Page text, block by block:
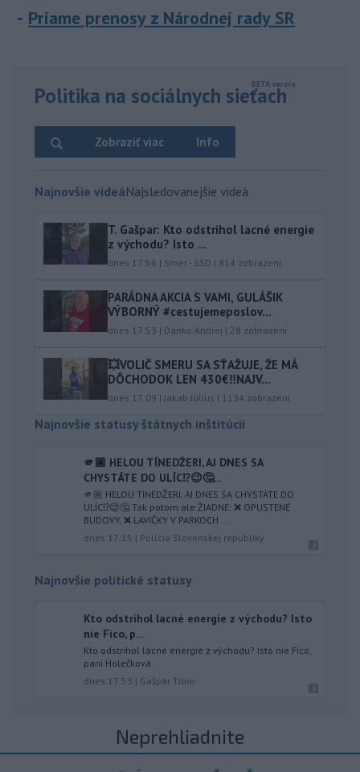
Priame prenosy z Národnej rady SR
Politika na sociálnych sieťach
Info
Zobraziť viac
Najnovšie videáNajsledovanejšie videá
T. Gašpar: Kto odstrihol lacné energie
z východu? Isto ...
dnes 17:56 | Smer - SSD | 814 zobrazení
PARÁDNA AKCIA S VAMI, GULÁŠIK
VÝBORNÝ #cestujemeposlov...
dnes 17:53 | Danko Andrej | 28 zobrazení
💥VOLIČ SMERU SA SŤAŽUJE, ŽE MÁ
DÔCHODOK LEN 430€‼️NAJV...
dnes 17:09 |Jakab Július | 1134 zobrazení
Najnovšie statusy štátnych inštitúcií
🫵🏼 HELOU TÍNEDŽERI, AJ DNES SA
CHYSTÁTE DO ULÍC⁉️😉🤔...
🫵🏼 HELOU TÍNEDŽERI, AJ DNES SA CHYSTÁTE DO
ULÍC⁉️😉🤔 Tak potom ale ŽIADNE: ❌ OPUSTENÉ
BUDOVY, ❌ LAVIČKY V PARKOCH ...
dnes 17:15 | Polícia Slovenskej republiky
Najnovšie politické statusy
Kto odstrihol lacné energie z východu? Isto
nie Fico, p...
Kto odstrihol lacné energie z východu? Isto nie Fico,
pani Holečková.
dnes 17:53 | Gašpar Tibor
Neprehliadnite